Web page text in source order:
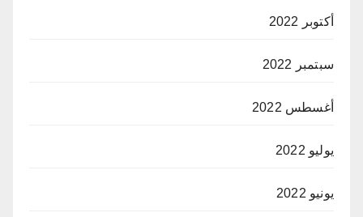
أكتوبر 2022
سبتمبر 2022
أغسطس 2022
يوليو 2022
يونيو 2022